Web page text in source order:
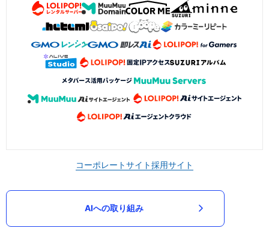
コーポレートサイト採用サイト
AIへの取り組み